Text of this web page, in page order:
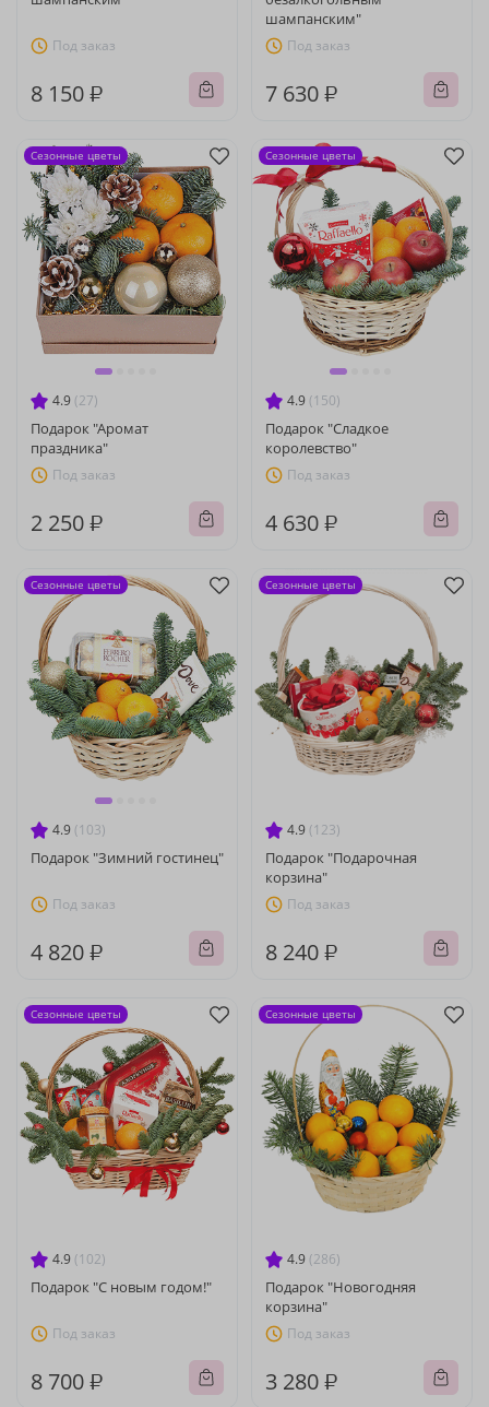
Под заказ
8 150 ₽
шампанским"
Под заказ
7 630 ₽
4.9 (27)
Подарок "Аромат
праздника"
Под заказ
2 250 ₽
Сезонные цветы
4.9 (150)
Подарок "Сладкое
королевство"
Под заказ
4 630 ₽
Сезонные цветы
4.9 (103)
Подарок "Зимний гостинец"
Под заказ
4 820 ₽
Сезонные цветы
4.9 (123)
Подарок "Подарочная
корзина"
Под заказ
8 240 ₽
Сезонные цветы
4.9 (102)
Подарок "С новым годом!"
Под заказ
8 700 ₽
Сезонные цветы
4.9 (286)
Подарок "Новогодняя
корзина"
Под заказ
3 280 ₽
Сезонные цветы